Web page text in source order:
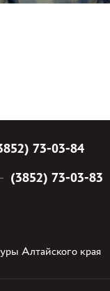
73-03-84
(3852) 73-03-83
Алтайского края